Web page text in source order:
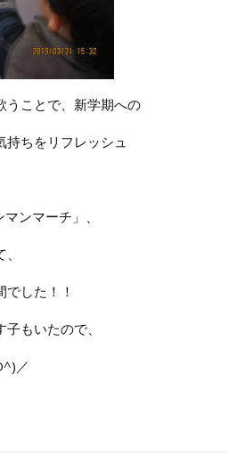
うことで、新学期への
ちをリフレッシュ
ンマーチ」、
した！！
もいたので、
／